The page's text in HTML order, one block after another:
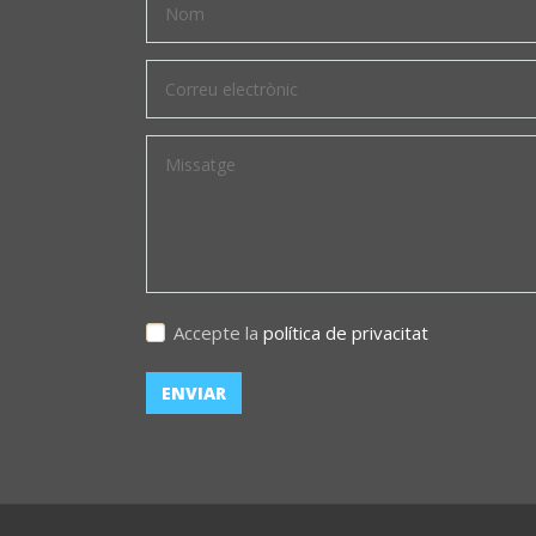
Accepte la política de privacitat